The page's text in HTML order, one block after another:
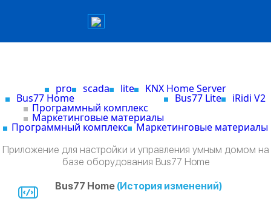
pro scada lite KNX Home Server
Bus77 Home
Программный комплекс
Маркетинговые материалы
Bus77 Lite iRidi V2
Программный комплекс Маркетинговые материалы
Приложение для настройки и управления умным домом на
базе оборудования Bus77 Home
Bus77 Home (История изменений)